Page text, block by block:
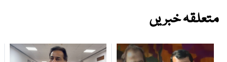
متعلقہ خبریں